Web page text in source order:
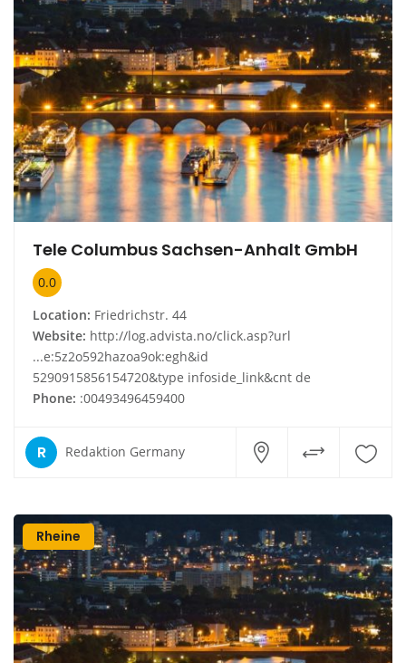
Tele Columbus Sachsen-Anhalt GmbH
0.0
Location: Friedrichstr. 44
Website: http://log.advista.no/click.asp?url
...e:5z2o592hazoa9ok:egh&id
5290915856154720&type infoside_link&cnt de
Phone: :00493496459400
R Redaktion Germany
Rheine